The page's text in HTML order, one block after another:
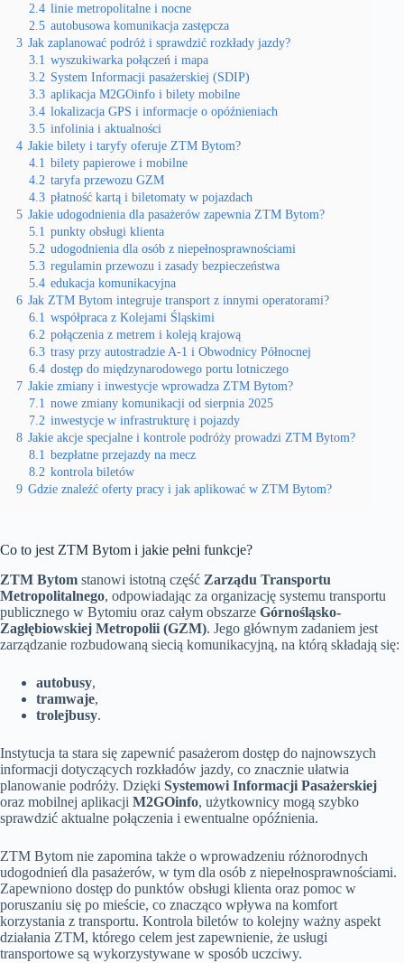
2.4 linie metropolitalne i nocne
2.5 autobusowa komunikacja zastępcza
3 Jak zaplanować podróż i sprawdzić rozkłady jazdy?
3.1 wyszukiwarka połączeń i mapa
3.2 System Informacji pasażerskiej (SDIP)
3.3 aplikacja M2GOinfo i bilety mobilne
3.4 lokalizacja GPS i informacje o opóźnieniach
3.5 infolinia i aktualności
4 Jakie bilety i taryfy oferuje ZTM Bytom?
4.1 bilety papierowe i mobilne
4.2 taryfa przewozu GZM
4.3 płatność kartą i biletomaty w pojazdach
5 Jakie udogodnienia dla pasażerów zapewnia ZTM Bytom?
5.1 punkty obsługi klienta
5.2 udogodnienia dla osób z niepełnosprawnościami
5.3 regulamin przewozu i zasady bezpieczeństwa
5.4 edukacja komunikacyjna
6 Jak ZTM Bytom integruje transport z innymi operatorami?
6.1 współpraca z Kolejami Śląskimi
6.2 połączenia z metrem i koleją krajową
6.3 trasy przy autostradzie A-1 i Obwodnicy Północnej
6.4 dostęp do międzynarodowego portu lotniczego
7 Jakie zmiany i inwestycje wprowadza ZTM Bytom?
7.1 nowe zmiany komunikacji od sierpnia 2025
7.2 inwestycje w infrastrukturę i pojazdy
8 Jakie akcje specjalne i kontrole podróży prowadzi ZTM Bytom?
8.1 bezpłatne przejazdy na mecz
8.2 kontrola biletów
9 Gdzie znaleźć oferty pracy i jak aplikować w ZTM Bytom?
Co to jest ZTM Bytom i jakie pełni funkcje?
ZTM Bytom stanowi istotną część Zarządu Transportu
Metropolitalnego, odpowiadając za organizację systemu transportu
publicznego w Bytomiu oraz całym obszarze Górnośląsko-
Zagłębiowskiej Metropolii (GZM). Jego głównym zadaniem jest
zarządzanie rozbudowaną siecią komunikacyjną, na którą składają się:
autobusy,
tramwaje,
trolejbusy.
Instytucja ta stara się zapewnić pasażerom dostęp do najnowszych
informacji dotyczących rozkładów jazdy, co znacznie ułatwia
planowanie podróży. Dzięki Systemowi Informacji Pasażerskiej
oraz mobilnej aplikacji M2GOinfo, użytkownicy mogą szybko
sprawdzić aktualne połączenia i ewentualne opóźnienia.
ZTM Bytom nie zapomina także o wprowadzeniu różnorodnych
udogodnień dla pasażerów, w tym dla osób z niepełnosprawnościami.
Zapewniono dostęp do punktów obsługi klienta oraz pomoc w
poruszaniu się po mieście, co znacząco wpływa na komfort
korzystania z transportu. Kontrola biletów to kolejny ważny aspekt
działania ZTM, którego celem jest zapewnienie, że usługi
transportowe są wykorzystywane w sposób uczciwy.